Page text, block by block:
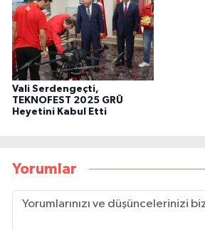
Vali Serdengeçti,
TEKNOFEST 2025 GRÜ
Heyetini Kabul Etti
Yorumlar